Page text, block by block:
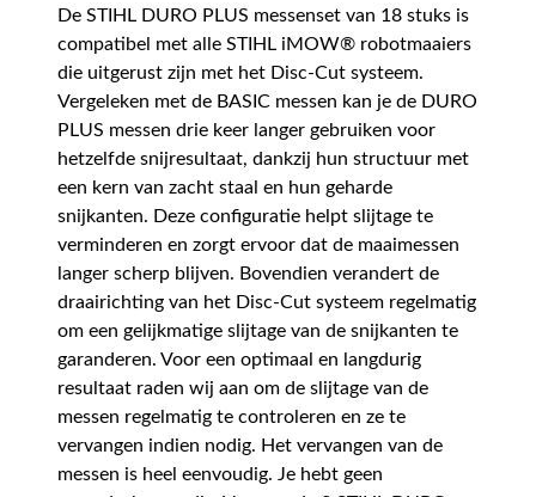
De STIHL DURO PLUS messenset van 18 stuks is
compatibel met alle STIHL iMOW® robotmaaiers
die uitgerust zijn met het Disc-Cut systeem.
Vergeleken met de BASIC messen kan je de DURO
PLUS messen drie keer langer gebruiken voor
hetzelfde snijresultaat, dankzij hun structuur met
een kern van zacht staal en hun geharde
snijkanten. Deze configuratie helpt slijtage te
verminderen en zorgt ervoor dat de maaimessen
langer scherp blijven. Bovendien verandert de
draairichting van het Disc-Cut systeem regelmatig
om een gelijkmatige slijtage van de snijkanten te
garanderen. Voor een optimaal en langdurig
resultaat raden wij aan om de slijtage van de
messen regelmatig te controleren en ze te
vervangen indien nodig. Het vervangen van de
messen is heel eenvoudig. Je hebt geen